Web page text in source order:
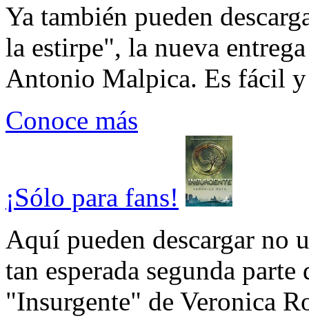
Ya también pueden
la estirpe", la nueva
Antonio Malpica. Es fácil
Conoce más
¡Sólo para fans!
Aquí pueden descargar no
tan esperada segunda
"Insurgente" de Veronica